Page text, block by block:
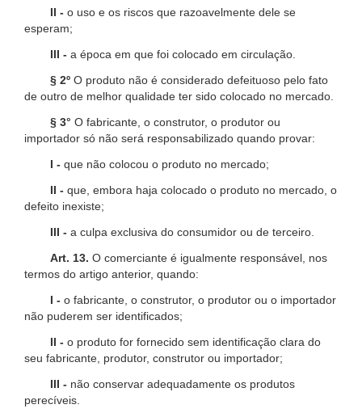
II - o uso e os riscos que razoavelmente dele se
esperam;
III - a época em que foi colocado em circulação.
§ 2º O produto não é considerado defeituoso pelo fato
de outro de melhor qualidade ter sido colocado no mercado.
§ 3° O fabricante, o construtor, o produtor ou
importador só não será responsabilizado quando provar:
I - que não colocou o produto no mercado;
II - que, embora haja colocado o produto no mercado, o
defeito inexiste;
III - a culpa exclusiva do consumidor ou de terceiro.
Art. 13. O comerciante é igualmente responsável, nos
termos do artigo anterior, quando:
I - o fabricante, o construtor, o produtor ou o importador
não puderem ser identificados;
II - o produto for fornecido sem identificação clara do
seu fabricante, produtor, construtor ou importador;
III - não conservar adequadamente os produtos
perecíveis.